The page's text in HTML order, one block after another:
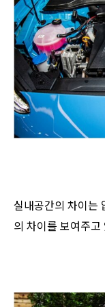
실내공간의 차이는
의 차이를 보여주고